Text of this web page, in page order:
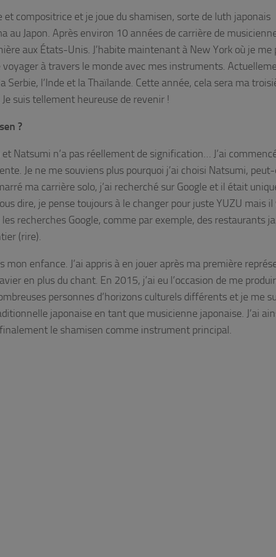
et compositrice et je joue du shamisen, sorte de luth japonais
au Japon. Après environ 10 années de carrière de
aux États-Unis. J’habite maintenant à New York où je me
à travers le monde avec mes instruments.
Serbie, l’Inde et la Thaïlande. Cette année, cela sera ma
suis tellement heureuse de revenir !
?
Natsumi n’a pas réellement de signification… J’ai
Je ne me souviens plus pourquoi j’ai choisi Natsumi,
ma carrière solo, j’ai recherché sur Google et il était
dire, je pense toujours à le changer pour juste YUZU mais il
recherches Google, comme par exemple, des restaurants
(rire).
mon enfance. J’ai appris à en jouer après ma première
en plus du chant. En 2015, j’ai eu l’occasion de me
personnes d’horizons culturels différents et je me
japonaise en tant que musicienne japonaise. J’ai
le shamisen comme instrument principal.